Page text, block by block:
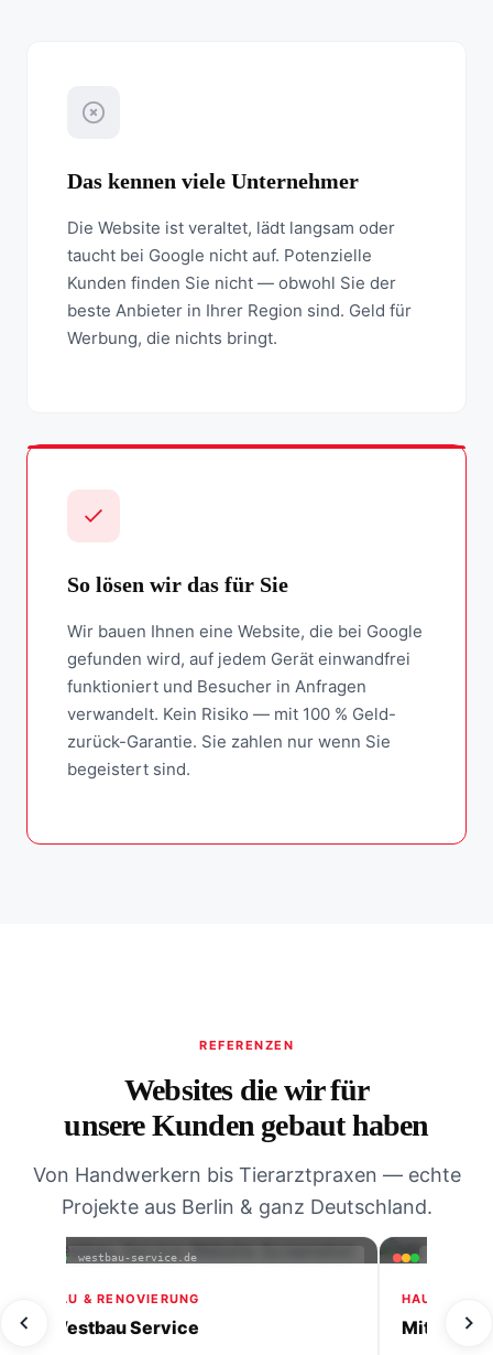
Das kennen viele Unternehmer
Die Website ist veraltet, lädt langsam oder
taucht bei Google nicht auf. Potenzielle
Kunden finden Sie nicht — obwohl Sie der
beste Anbieter in Ihrer Region sind. Geld für
Werbung, die nichts bringt.
So lösen wir das für Sie
Wir bauen Ihnen eine Website, die bei Google
gefunden wird, auf jedem Gerät einwandfrei
funktioniert und Besucher in Anfragen
verwandelt. Kein Risiko — mit 100 % Geld-
zurück-Garantie. Sie zahlen nur wenn Sie
begeistert sind.
REFERENZEN
Websites die wir für
unsere Kunden gebaut haben
Von Handwerkern bis Tierarztpraxen — echte
Projekte aus Berlin & ganz Deutschland.
mitherzimalltag-ihrehaushaltshilfe.de
HAUSHALTSHILFE & PFLEGE
Mit Herz im Alltag
villa-
Villa Gradini